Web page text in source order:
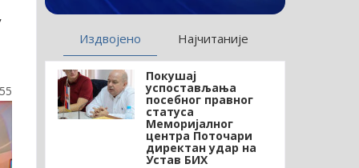
Издвојено Најчитаније
Покушај
успостављања
посебног правног
статуса
Меморијалног
центра Поточари
директан удар на
Устав БИХ